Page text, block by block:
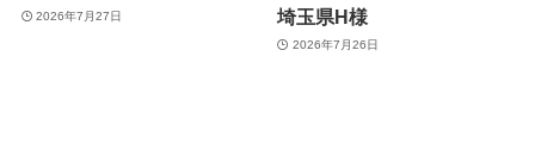
2026年7月27日
埼玉県H様
2026年7月26日